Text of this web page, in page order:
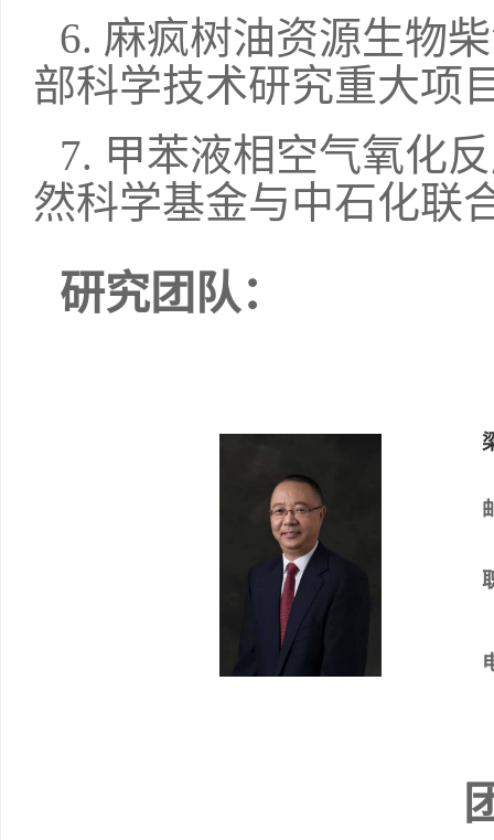
6. 麻疯树油资源生物
部科学技术研究重大项
7. 甲苯液相空气氧化
然科学基金与中石化联
研究团队：